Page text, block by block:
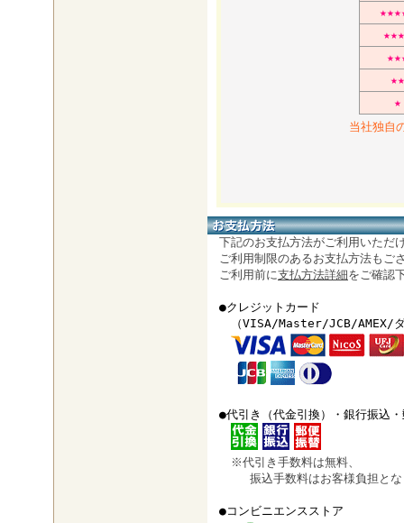
★★
★
当社独自
下記のお支払方法がご利用いただ
ご利用制限のあるお支払方法もご
ご利用前に支払方法詳細をご確認
●クレジットカード
（VISA/Master/JCB/AMEX/ダ
●代引き（代金引換）・銀行振込
※代引き手数料は無料、
振込手数料はお客様負担とな
●コンビニエンスストア